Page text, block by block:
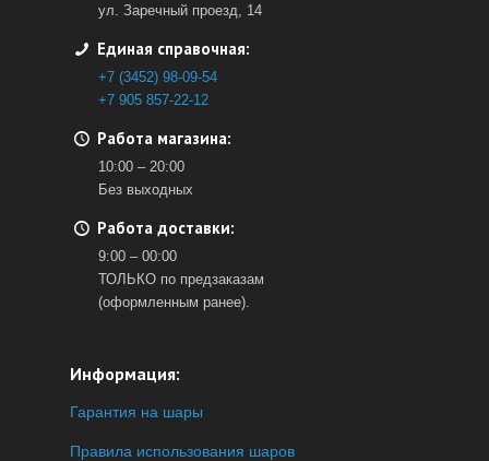
ул. Заречный проезд, 14
Единая справочная:
+7 (3452) 98-09-54
+7 905 857-22-12
Работа магазина:
10:00 – 20:00
Без выходных
Работа доставки:
9:00 – 00:00
ТОЛЬКО по предзаказам
(оформленным ранее).
Информация:
Гарантия на шары
Правила использования шаров